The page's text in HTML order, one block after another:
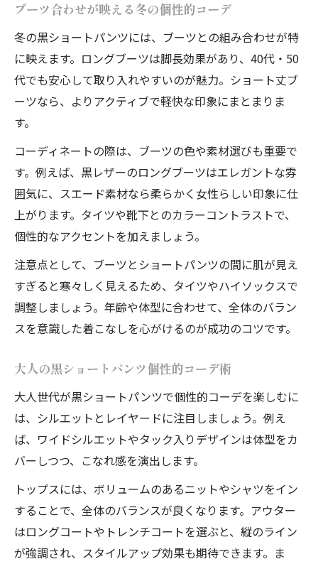
ブーツ合わせが映える冬の個性的コーデ
冬の黒ショートパンツには、ブーツとの組み合わせが特
に映えます。ロングブーツは脚長効果があり、40代・50
代でも安心して取り入れやすいのが魅力。ショート丈ブ
ーツなら、よりアクティブで軽快な印象にまとまりま
す。
コーディネートの際は、ブーツの色や素材選びも重要で
す。例えば、黒レザーのロングブーツはエレガントな雰
囲気に、スエード素材なら柔らかく女性らしい印象に仕
上がります。タイツや靴下とのカラーコントラストで、
個性的なアクセントを加えましょう。
注意点として、ブーツとショートパンツの間に肌が見え
すぎると寒々しく見えるため、タイツやハイソックスで
調整しましょう。年齢や体型に合わせて、全体のバラン
スを意識した着こなしを心がけるのが成功のコツです。
大人の黒ショートパンツ個性的コーデ術
大人世代が黒ショートパンツで個性的コーデを楽しむに
は、シルエットとレイヤードに注目しましょう。例え
ば、ワイドシルエットやタック入りデザインは体型をカ
バーしつつ、こなれ感を演出します。
トップスには、ボリュームのあるニットやシャツをイン
することで、全体のバランスが良くなります。アウター
はロングコートやトレンチコートを選ぶと、縦のライン
が強調され、スタイルアップ効果も期待できます。ま